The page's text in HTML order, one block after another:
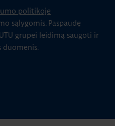
politikoje
sąlygomis. Paspaudę
grupei leidimą saugoti ir
duomenis.